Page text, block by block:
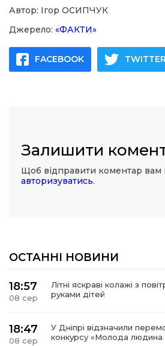
Автор: Ігор ОСИПЧУК
Джерело: «ФАКТИ»
FACEBOOK TWITTER
Залишити
Щоб відправити коментар вам
авторизуватись.
ОСТАННІ НОВИНИ
18:57
08 сер
Літні яскраві колажі з
руками дітей
18:47
08 сер
У Дніпрі відзначили
конкурсу «Молода людина